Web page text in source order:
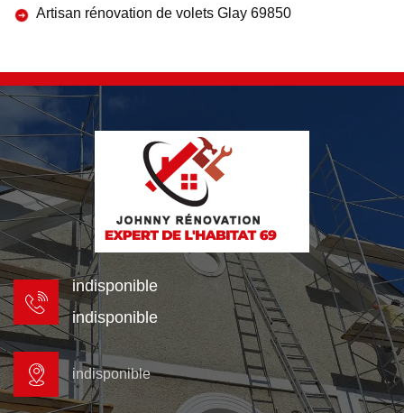
Artisan rénovation de volets Glay 69850
indisponible
indisponible
indisponible